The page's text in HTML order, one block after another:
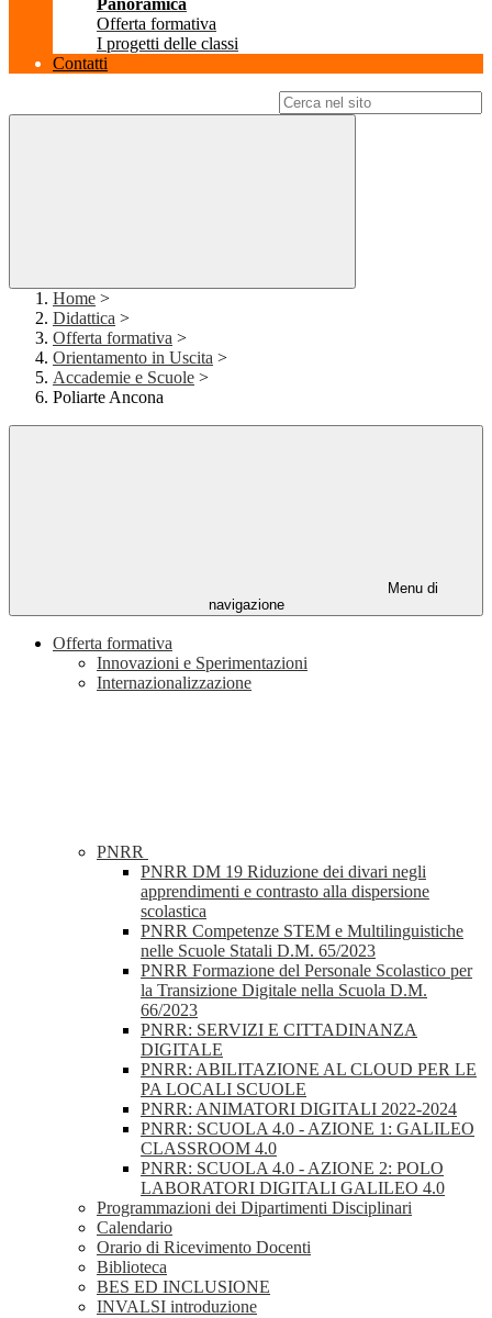
Panoramica
Offerta formativa
I progetti delle classi
Contatti
Home >
Didattica >
Offerta formativa >
Orientamento in Uscita >
Accademie e Scuole >
Poliarte Ancona
Menu di
navigazione
Offerta formativa
Innovazioni e Sperimentazioni
Internazionalizzazione
PNRR
PNRR DM 19 Riduzione dei divari negli
apprendimenti e contrasto alla dispersione
scolastica
PNRR Competenze STEM e Multilinguistiche
nelle Scuole Statali D.M. 65/2023
PNRR Formazione del Personale Scolastico per
la Transizione Digitale nella Scuola D.M.
66/2023
PNRR: SERVIZI E CITTADINANZA
DIGITALE
PNRR: ABILITAZIONE AL CLOUD PER LE
PA LOCALI SCUOLE
PNRR: ANIMATORI DIGITALI 2022-2024
PNRR: SCUOLA 4.0 - AZIONE 1: GALILEO
CLASSROOM 4.0
PNRR: SCUOLA 4.0 - AZIONE 2: POLO
LABORATORI DIGITALI GALILEO 4.0
Programmazioni dei Dipartimenti Disciplinari
Calendario
Orario di Ricevimento Docenti
Biblioteca
BES ED INCLUSIONE
INVALSI introduzione